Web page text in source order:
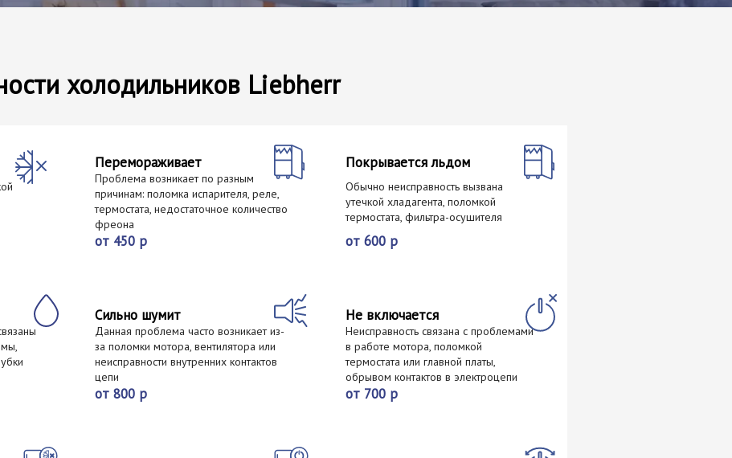
холодильников Liebherr
Перемораживает
Проблема возникает по разным
причинам: поломка испарителя, реле,
термостата, недостаточное количество
фреона
от 450 р
Покрывается льдом
Обычно неисправность вызвана
утечкой хладагента, поломкой
термостата, фильтра-осушителя
от 600 р
Сильно шумит
Данная проблема часто возникает из-
за поломки мотора, вентилятора или
неисправности внутренних контактов
цепи
от 800 р
Не включается
Неисправность связана с проблемами
в работе мотора, поломкой
термостата или главной платы,
обрывом контактов в электроцепи
от 700 р